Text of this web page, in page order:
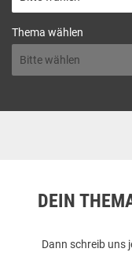
Thema wählen
DEIN
Dann schreib uns